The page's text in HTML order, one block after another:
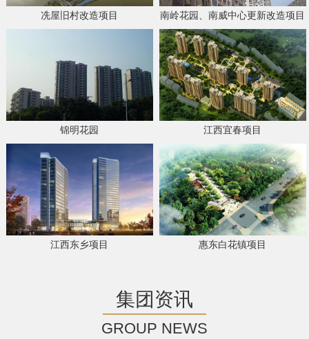
冼屋旧村改造项目 南岭花园、南威中心更新改造项目
锦明花园 江西宜春项目
江西东乡项目 惠东白花镇项目
集团资讯
GROUP NEWS